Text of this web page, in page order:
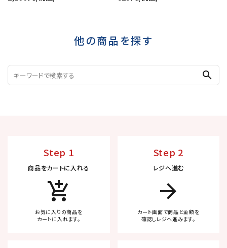
他の商品を探す
search
Step 1
商品をカートに入れる
add_shopping_cart
お気に入りの商品を
カートに入れます。
Step 2
レジへ進む
arrow_forward
カート画面で商品と金額を
確認しレジへ進みます。